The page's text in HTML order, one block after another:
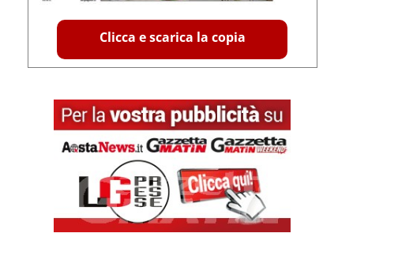
Clicca e scarica la copia